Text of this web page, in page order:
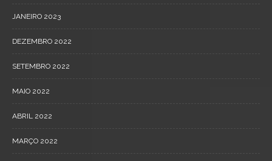
JANEIRO 2023
DEZEMBRO 2022
SETEMBRO 2022
MAIO 2022
ABRIL 2022
MARÇO 2022